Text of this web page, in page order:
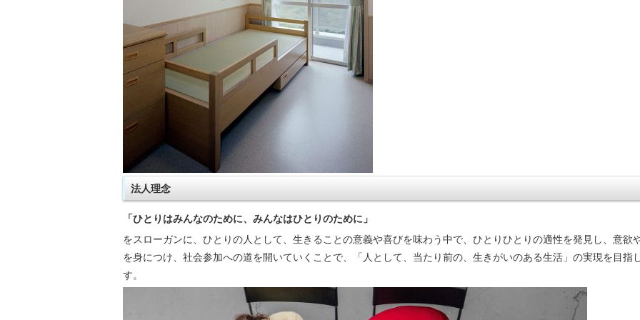
法人理念
「ひとりはみんなのために、みんなはひとりのために」
をスローガンに、ひとりの人として、生きることの意義や喜びを味わう中で、ひとりひとりの適性を発見し、意欲
を身につけ、社会参加への道を開いていくことで、「人として、当たり前の、生きがいのある生活」の実現を目指
す。